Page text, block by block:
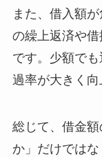
また、借入額
の繰上返済や
です。少額で
過率が大きく向
総じて、借金
か」だけでは